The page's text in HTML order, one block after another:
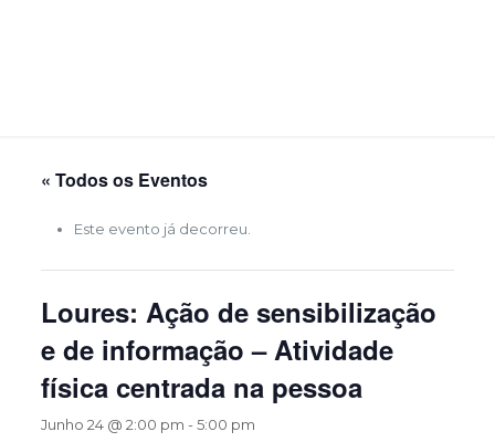
« Todos os Eventos
Este evento já decorreu.
Loures: Ação de sensibilização
e de informação – Atividade
física centrada na pessoa
Junho 24 @ 2:00 pm -5:00 pm